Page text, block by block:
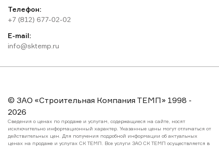
Телефон:
+7 (812) 677-02-02
E-mail:
info@sktemp.ru
© ЗАО «Строительная Компания ТЕМП» 1998 -
2026
Сведения о ценах по продаже и услугам, содержащиеся на сайте, носят
исключительно информационный характер. Указанные цены могут отличаться от
действительных цен. Для получения подробной информации об актуальных
ценах на продаже и услугах СК ТЕМП. Все услуги ЗАО СК ТЕМП осуществляется в